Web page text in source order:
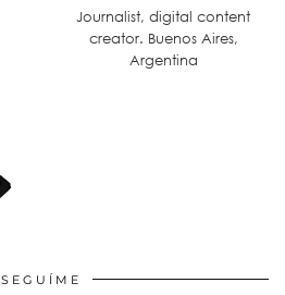
Journalist, digital content
creator. Buenos Aires,
Argentina
SEGUÍME